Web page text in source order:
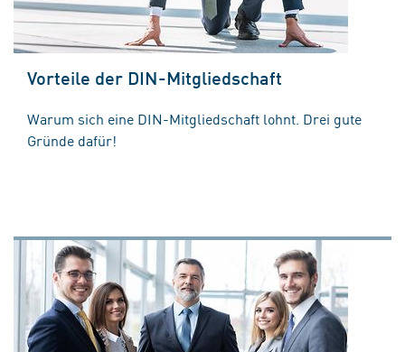
Vorteile der DIN-Mitgliedschaft
Warum sich eine DIN-Mitgliedschaft lohnt. Drei gute
Gründe dafür!